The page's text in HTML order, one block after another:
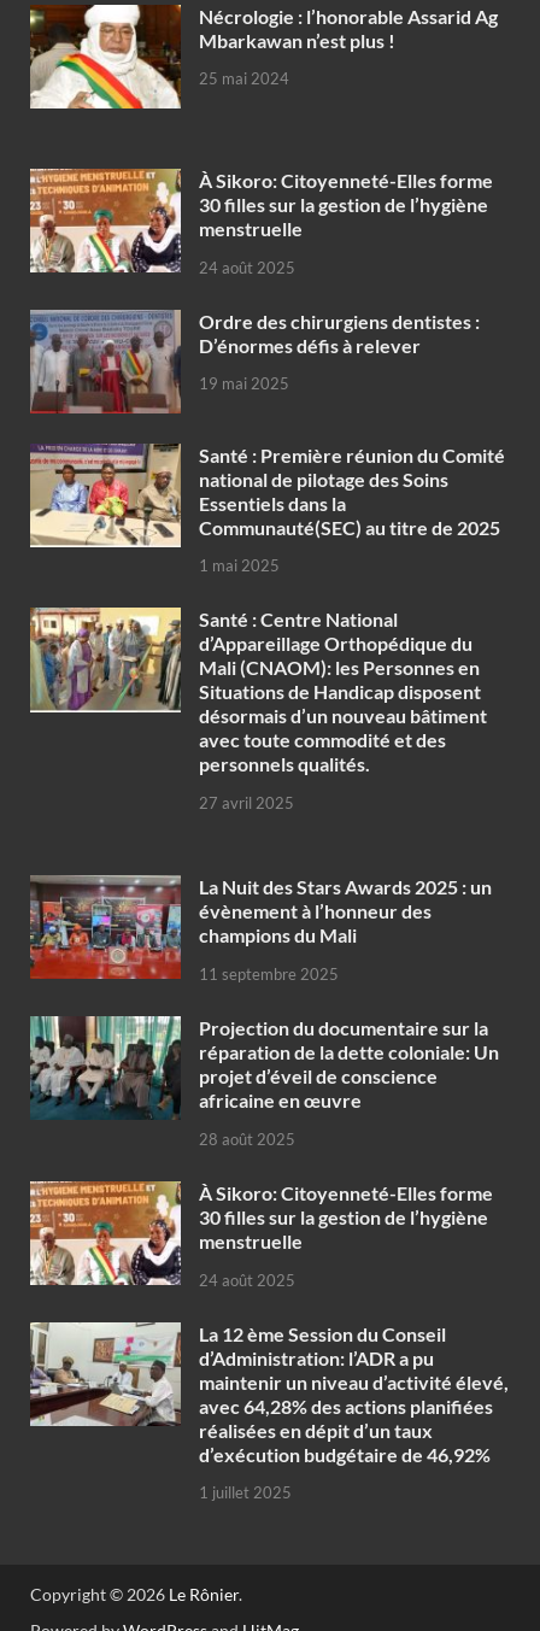
Nécrologie : l’honorable Assarid Ag
Mbarkawan n’est plus !
25 mai 2024
À Sikoro: Citoyenneté-Elles forme
30 filles sur la gestion de l’hygiène
menstruelle
24 août 2025
Ordre des chirurgiens dentistes :
D’énormes défis à relever
19 mai 2025
Santé : Première réunion du Comité
national de pilotage des Soins
Essentiels dans la
Communauté(SEC) au titre de 2025
1 mai 2025
Santé : Centre National
d’Appareillage Orthopédique du
Mali (CNAOM): les Personnes en
Situations de Handicap disposent
désormais d’un nouveau bâtiment
avec toute commodité et des
personnels qualités.
27 avril 2025
‎La Nuit des Stars Awards 2025 : un
évènement à l’honneur des
champions du Mali
11 septembre 2025
Projection du documentaire sur la
réparation de la dette coloniale: Un
projet d’éveil de conscience
africaine en œuvre‎
28 août 2025
À Sikoro: Citoyenneté-Elles forme
30 filles sur la gestion de l’hygiène
menstruelle
24 août 2025
La 12 ème Session du Conseil
d’Administration: l’ADR a pu
maintenir un niveau d’activité élevé,
avec 64,28% des actions planifiées
réalisées en dépit d’un taux
d’exécution budgétaire de 46,92%
1 juillet 2025
Copyright © 2026 Le Rônier.